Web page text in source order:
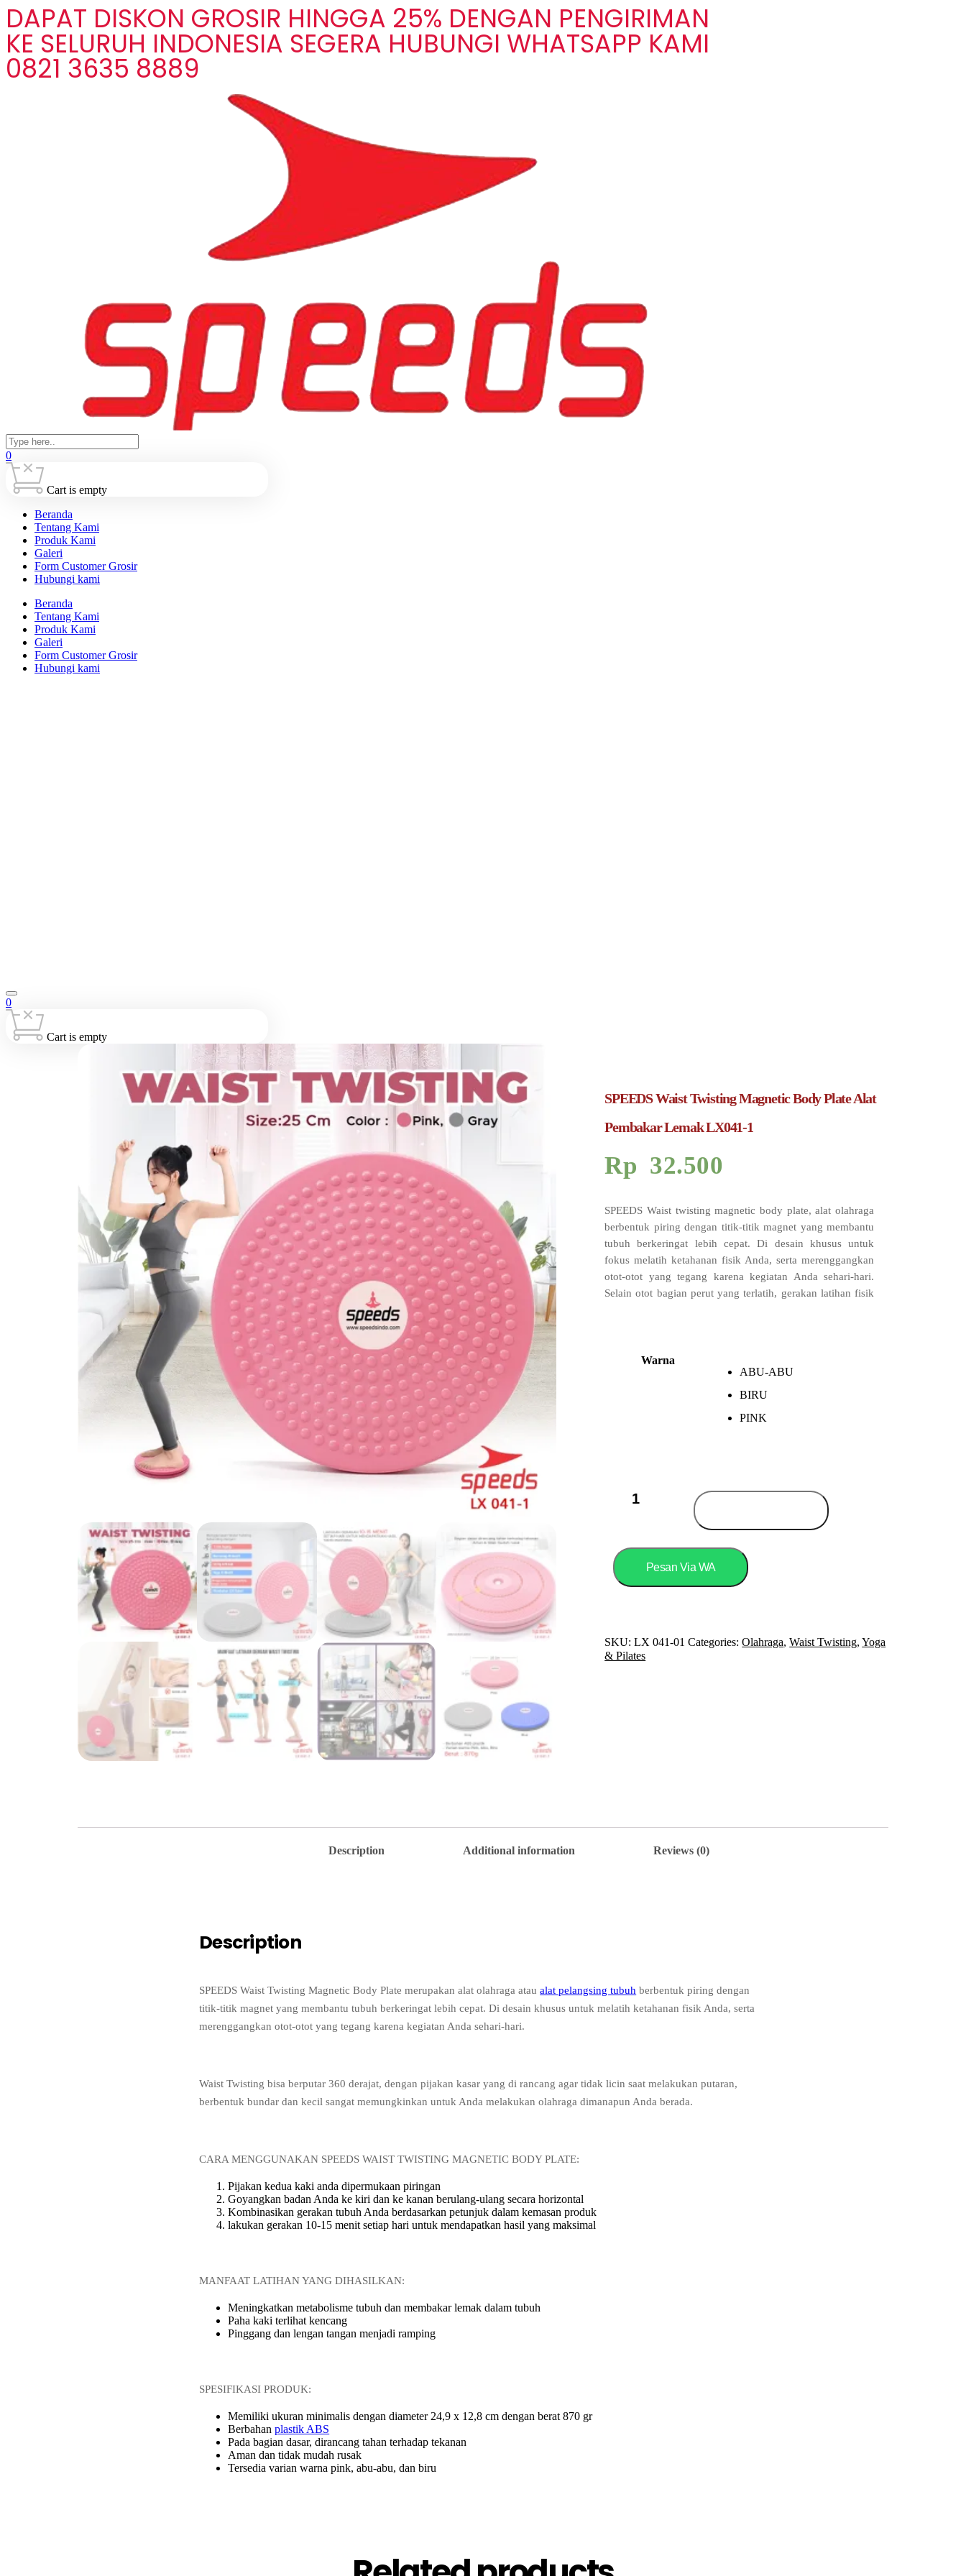
DAPAT DISKON GROSIR HINGGA 25% DENGAN PENGIRIMAN
KE SELURUH INDONESIA SEGERA HUBUNGI WHATSAPP KAMI
0821 3635 8889
0
Cart is empty
Beranda
Tentang Kami
Produk Kami
Galeri
Form Customer Grosir
Hubungi kami
Beranda
Tentang Kami
Produk Kami
Galeri
Form Customer Grosir
Hubungi kami
0
Cart is empty
SPEEDS Waist Twisting Magnetic Body Plate Alat
Pembakar Lemak LX041-1
Rp 32.500
SPEEDS Waist twisting magnetic body plate, alat olahraga
berbentuk piring dengan titik-titik magnet yang membantu
tubuh berkeringat lebih cepat. Di desain khusus untuk
fokus melatih ketahanan fisik Anda, serta merenggangkan
otot-otot yang tegang karena kegiatan Anda sehari-hari.
Selain otot bagian perut yang terlatih, gerakan latihan fisik
Warna
ABU-ABU
BIRU
PINK
Plate
Alat
Pembakar
Pesan Via WA
SKU:LX 041-01 Categories:Olahraga,Waist Twisting,Yoga
& Pilates
Description Additional information Reviews (0)
Description
SPEEDS Waist Twisting Magnetic Body Plate merupakan alat olahraga ataualat pelangsing tubuh berbentuk piring dengan
titik-titik magnet yang membantu tubuh berkeringat lebih cepat. Di desain khusus untuk melatih ketahanan fisik Anda, serta
merenggangkan otot-otot yang tegang karena kegiatan Anda sehari-hari.
Waist Twisting bisa berputar 360 derajat, dengan pijakan kasar yang di rancang agar tidak licin saat melakukan putaran,
berbentuk bundar dan kecil sangat memungkinkan untuk Anda melakukan olahraga dimanapun Anda berada.
CARA MENGGUNAKAN SPEEDS WAIST TWISTING MAGNETIC BODY PLATE:
Pijakan kedua kaki anda dipermukaan piringan
Goyangkan badan Anda ke kiri dan ke kanan berulang-ulang secara horizontal
Kombinasikan gerakan tubuh Anda berdasarkan petunjuk dalam kemasan produk
lakukan gerakan 10-15 menit setiap hari untuk mendapatkan hasil yang maksimal
MANFAAT LATIHAN YANG DIHASILKAN:
Meningkatkan metabolisme tubuh dan membakar lemak dalam tubuh
Paha kaki terlihat kencang
Pinggang dan lengan tangan menjadi ramping
SPESIFIKASI PRODUK:
Memiliki ukuran minimalis dengan diameter 24,9 x 12,8 cm dengan berat 870 gr
Berbahanplastik ABS
Pada bagian dasar, dirancang tahan terhadap tekanan
Aman dan tidak mudah rusak
Tersedia varian warna pink, abu-abu, dan biru